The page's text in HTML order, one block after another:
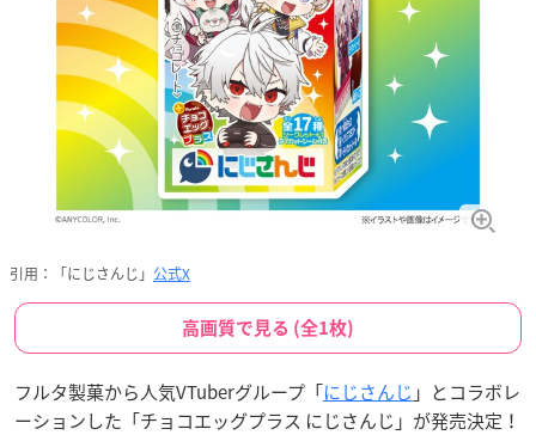
引用：「にじさんじ」 公式X
高画質で見る (全1枚)
フルタ製菓から人気VTuberグループ「にじさんじ 」とコラボレ
ーションした「チョコエッグプラス にじさんじ」が発売決定！